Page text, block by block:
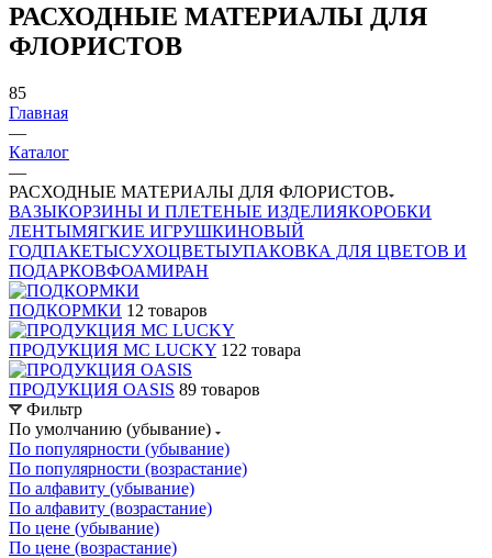
РАСХОДНЫЕ МАТЕРИАЛЫ ДЛЯ
ФЛОРИСТОВ
85
Главная
—
Каталог
—
РАСХОДНЫЕ МАТЕРИАЛЫ ДЛЯ ФЛОРИСТОВ
ВАЗЫКОРЗИНЫ И ПЛЕТЕНЫЕ ИЗДЕЛИЯКОРОБКИ
ЛЕНТЫМЯГКИЕ ИГРУШКИНОВЫЙ
ГОДПАКЕТЫСУХОЦВЕТЫУПАКОВКА ДЛЯ ЦВЕТОВ И
ПОДАРКОВФОАМИРАН
ПОДКОРМКИ 12 товаров
ПРОДУКЦИЯ MC LUCKY 122 товара
ПРОДУКЦИЯ OASIS 89 товаров
Фильтр
По умолчанию (убывание)
По популярности (убывание)
По популярности (возрастание)
По алфавиту (убывание)
По алфавиту (возрастание)
По цене (убывание)
По цене (возрастание)